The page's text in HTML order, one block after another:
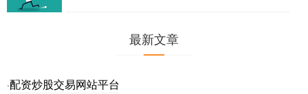
最新文章
·配资炒股交易网站平台